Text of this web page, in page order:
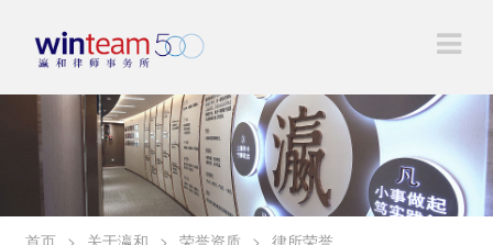
首页 > 关于瀛和 > 荣誉资质 > 律所荣誉